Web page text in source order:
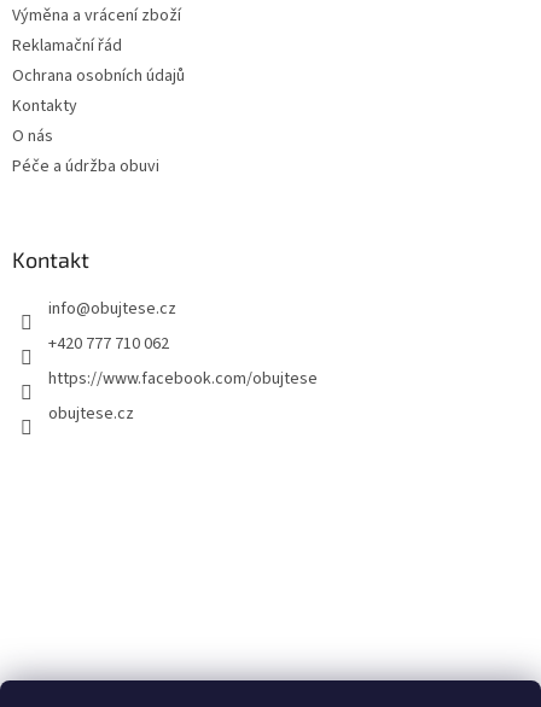
Výměna a vrácení zboží
Reklamační řád
Ochrana osobních údajů
Kontakty
O nás
Péče a údržba obuvi
Kontakt
info@obujtese.cz
+420 777 710 062
https://www.facebook.com/obujtese
obujtese.cz